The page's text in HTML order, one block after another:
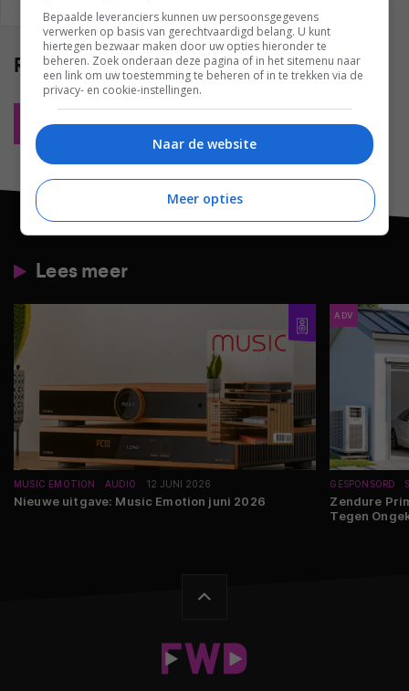
REAGEREN REACTIES (0)
Reacties(0)
Plaats reactie
Lees meer
MUSIC EMOTION AUDIO 12 JUNI 2026
Nieuwe uitgave: Music Emotion juni 2026
ADV
GESPONSORD
Zendure
Tegen
Bepaalde leveranciers kunnen uw persoonsgegevens
verwerken op basis van gerechtvaardigd belang. U kunt
hiertegen bezwaar maken door uw opties hieronder te
beheren. Zoek onderaan deze pagina of in het sitemenu naar
een link om uw toestemming te beheren of in te trekken via de
privacy- en cookie-instellingen.
Naar de website
Meer opties